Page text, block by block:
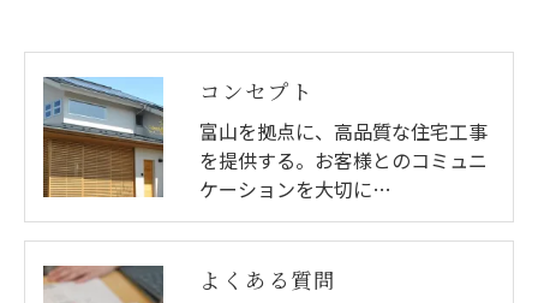
コンセプト
富山を拠点に、高品質な住宅工事
を提供する。お客様とのコミュニ
ケーションを大切に…
よくある質問